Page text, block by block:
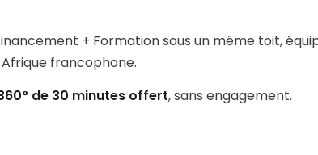
+ Formation sous un même toit,
francophone.
de 30 minutes offert, sans engagement.